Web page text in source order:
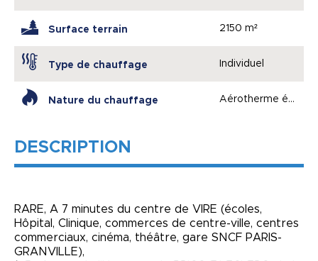
Surface terrain 2150 m²
Type de chauffage Individuel
Nature du chauffage Aérotherme
DESCRIPTION
RARE, A 7 minutes du centre de VIRE (écoles,
Hôpital, Clinique, commerces de centre-ville, centres
commerciaux, cinéma, théâtre, gare SNCF PARIS-
GRANVILLE),